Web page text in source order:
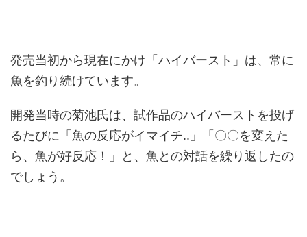
発売当初から現在にかけ「ハイバースト」は、常に
魚を釣り続けています。
開発当時の菊池氏は、試作品のハイバーストを投げ
るたびに「魚の反応がイマイチ..」「〇〇を変えた
ら、魚が好反応！」と、魚との対話を繰り返したの
でしょう。